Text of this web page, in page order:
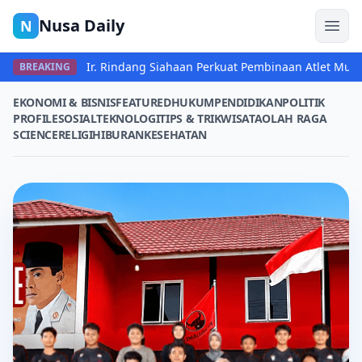
N Nusa Daily
BREAKING Ir. Rindang Siahaan Perkuat Pembinaan Atlet
EKONOMI & BISNISFEATUREDHUKUMPENDIDIKANPOLITIK
PROFILESOSIALTEKNOLOGITIPS & TRIKWISATAOLAH RAGA
SCIENCERELIGIHIBURANKESEHATAN